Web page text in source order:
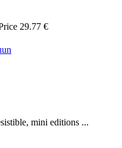
29.77 €
mini editions ...